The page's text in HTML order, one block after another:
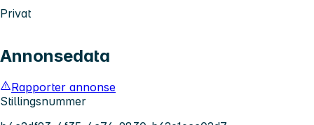
Privat
Annonsedata
Rapporter annonse
Stillingsnummer